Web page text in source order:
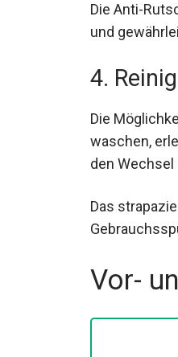
Die Anti-
und
4.
Die
waschen,
den Wechsel
Das
Vor-